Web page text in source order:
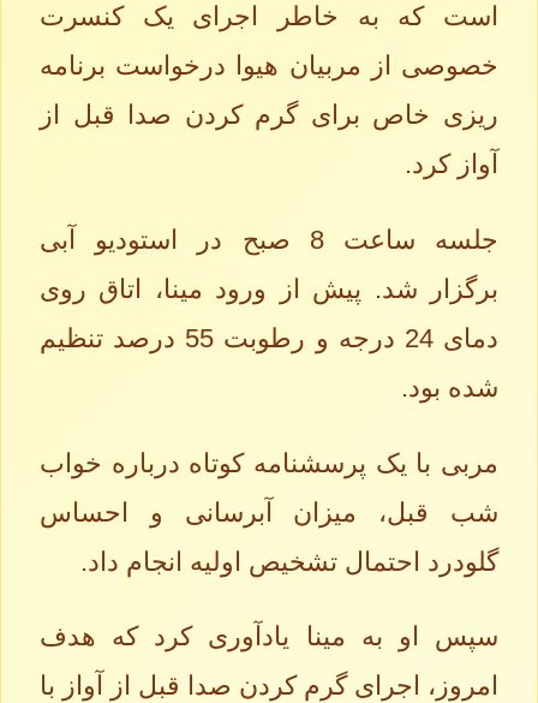
است که به خاطر اجرای یک کنسرت
خصوصی از مربیان هیوا درخواست برنامه
ریزی خاص برای گرم کردن صدا قبل از
آواز کرد.
جلسه ساعت 8 صبح در استودیو آبی
برگزار شد. پیش از ورود مینا، اتاق روی
دمای 24 درجه و رطوبت 55 درصد تنظیم
شده بود.
مربی با یک پرسشنامه کوتاه درباره خواب
شب قبل، میزان آبرسانی و احساس
گلودرد احتمال تشخیص اولیه انجام داد.
سپس او به مینا یادآوری کرد که هدف
امروز، اجرای گرم کردن صدا قبل از آواز با